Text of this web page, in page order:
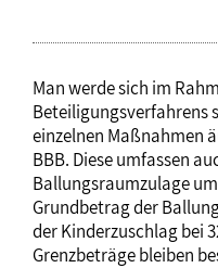
Man werde sich im
Beteiligungsverfahrens
einzelnen Maßnahmen
BBB. Diese umfassen
Ballungsraumzulage
Grundbetrag der
der Kinderzuschlag bei
Grenzbeträge bleiben